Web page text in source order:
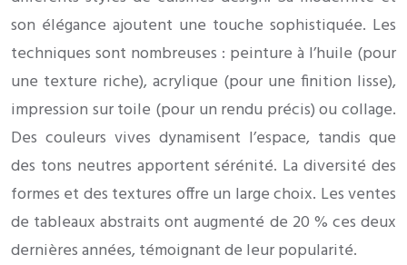
son élégance ajoutent une touche sophistiquée. Les
techniques sont nombreuses : peinture à l’huile (pour
une texture riche), acrylique (pour une finition lisse),
impression sur toile (pour un rendu précis) ou collage.
Des couleurs vives dynamisent l’espace, tandis que
des tons neutres apportent sérénité. La diversité des
formes et des textures offre un large choix. Les ventes
de tableaux abstraits ont augmenté de 20 % ces deux
dernières années, témoignant de leur popularité.